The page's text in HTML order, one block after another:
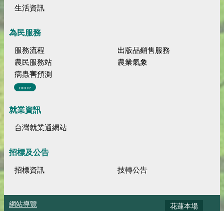
生活資訊
為民服務
服務流程
出版品銷售服務
農民服務站
農業氣象
病蟲害預測
more
就業資訊
台灣就業通網站
招標及公告
招標資訊 技轉公告
網站導覽
花蓮本場